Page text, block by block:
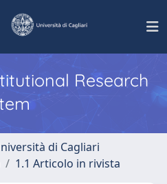
Research
di Cagliari
1.1 Articolo in rivista